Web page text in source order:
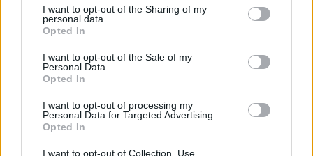
I want to opt-out of the Sharing of my
personal data.
Opted In
I want to opt-out of the Sale of my
Personal Data.
Opted In
I want to opt-out of processing my
Personal Data for Targeted Advertising.
Opted In
I want to opt-out of Collection, Use,
Aantal kleppen per
cilinder
Boring diameter 84.14 mm
Compressieverhouding 9.50